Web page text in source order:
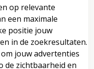
op relevante
een maximale
positie jouw
in de zoekresultaten.
jouw advertenties
de zichtbaarheid en